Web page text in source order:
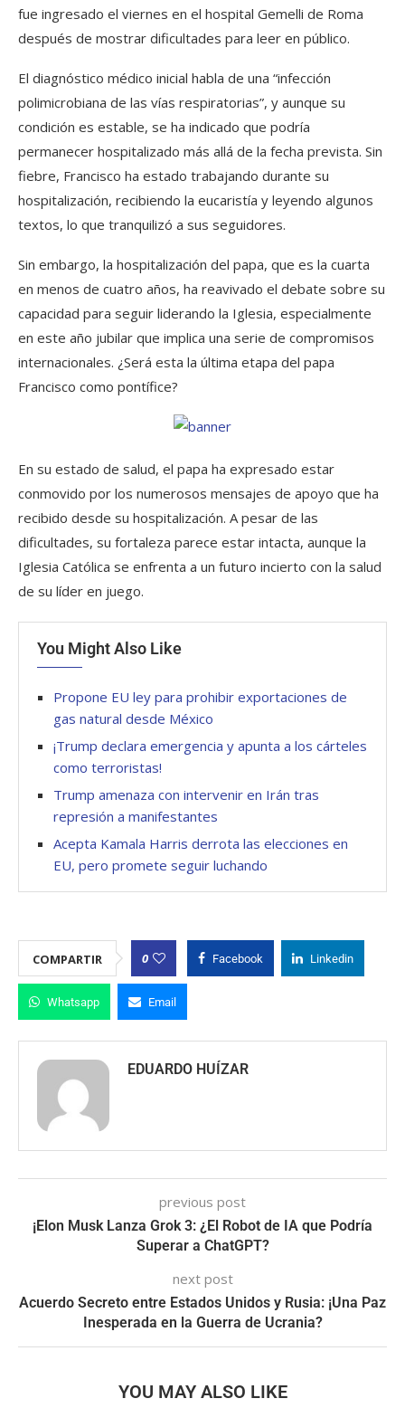
fue ingresado el viernes en el hospital Gemelli de Roma
después de mostrar dificultades para leer en público.
El diagnóstico médico inicial habla de una “infección
polimicrobiana de las vías respiratorias”, y aunque su
condición es estable, se ha indicado que podría
permanecer hospitalizado más allá de la fecha prevista. Sin
fiebre, Francisco ha estado trabajando durante su
hospitalización, recibiendo la eucaristía y leyendo algunos
textos, lo que tranquilizó a sus seguidores.
Sin embargo, la hospitalización del papa, que es la cuarta
en menos de cuatro años, ha reavivado el debate sobre su
capacidad para seguir liderando la Iglesia, especialmente
en este año jubilar que implica una serie de compromisos
internacionales. ¿Será esta la última etapa del papa
Francisco como pontífice?
En su estado de salud, el papa ha expresado estar
conmovido por los numerosos mensajes de apoyo que ha
recibido desde su hospitalización. A pesar de las
dificultades, su fortaleza parece estar intacta, aunque la
Iglesia Católica se enfrenta a un futuro incierto con la salud
de su líder en juego.
You Might Also Like
Propone EU ley para prohibir exportaciones de
gas natural desde México
¡Trump declara emergencia y apunta a los cárteles
como terroristas!
Trump amenaza con intervenir en Irán tras
represión a manifestantes
Acepta Kamala Harris derrota las elecciones en
EU, pero promete seguir luchando
COMPARTIR 0 Facebook Linkedin
Whatsapp Email
EDUARDO HUÍZAR
previous post
¡Elon Musk Lanza Grok 3: ¿El Robot de IA que Podría
Superar a ChatGPT?
next post
Acuerdo Secreto entre Estados Unidos y Rusia: ¡Una Paz
Inesperada en la Guerra de Ucrania?
YOU MAY ALSO LIKE